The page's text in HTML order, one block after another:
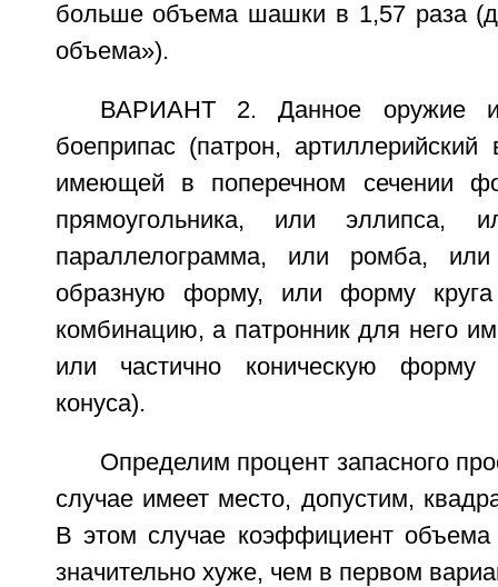
больше объема шашки в 1,57 раза
объема»).
ВАРИАНТ 2. Данное оружие
боеприпас (патрон,
имеющей в поперечном сечении
прямоугольника, или эллипса,
параллелограмма, или ромба,
образную форму, или форму
комбинацию, а патронник для него
или частично коническую форму
конуса).
Определим процент запасного
случае имеет место, допустим,
В этом случае коэффициент объема
значительно хуже, чем в первом